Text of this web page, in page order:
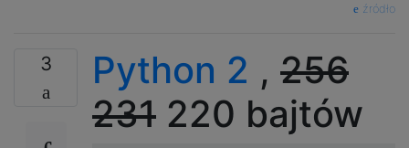
źródło
3 Python 2 , 256
231 220 bajtów